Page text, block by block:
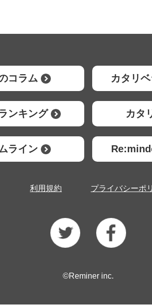
コラム カタリ
ンキング カタ
ライン
利用規約 プライバシーポ
©Reminer inc.